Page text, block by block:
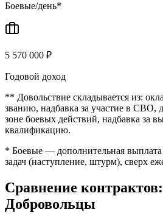
Боевые/день*
5 570 000 ₽
Годовой доход
** Довольствие складывается из:
званию, надбавка за участие в СВО,
зоне боевых действий, надбавка за
квалификацию.
* Боевые — дополнительная
задач (наступление, штурм), сверх
Сравнение
Добровольцы